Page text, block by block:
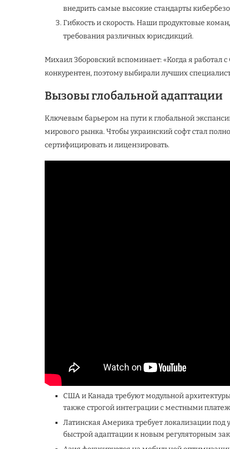
внедрить самые высокие стандарты
Гибкость и скорость. Наши продуктовые
требования различных юрисдикций.
Михаил Зборовский вспоминает: «Когда я работал
конкурентен, поэтому выбирали лучших
Вызовы глобальной адаптации
Ключевым барьером на пути к глобальной
мирового рынка. Чтобы украинский софт стал
сертифицировать и лицензировать.
США и Канада требуют модульной
также строгой интеграции с местными
Латинская Америка требует локализации
быстрой адаптации к новым регуляторным